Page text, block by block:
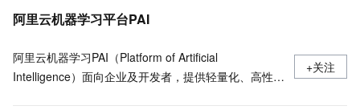
阿里云机器学习平台PAI
阿里云机器学习PAI（Platform of Artificial
Intelligence）面向企业及开发者，提供轻量化、高性价
+关注